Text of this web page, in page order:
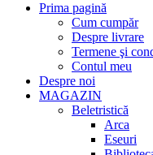
Prima pagină
Cum cumpăr
Despre livrare
Termene şi
Contul meu
Despre noi
MAGAZIN
Beletristică
Arca
Eseuri